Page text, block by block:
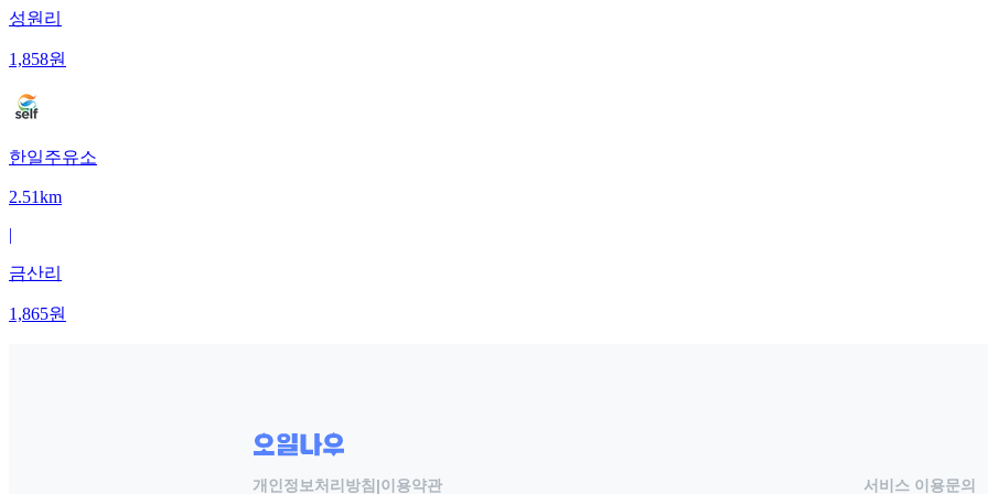
성원리
1,858원
한일주유소
2.51km
|
금산리
1,865원
개인정보처리방침 |이용약관 서비스 이용문의